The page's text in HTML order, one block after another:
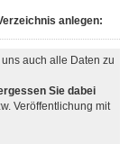
anlegen:
auch alle Daten zu
Sie dabei
Veröffentlichung mit